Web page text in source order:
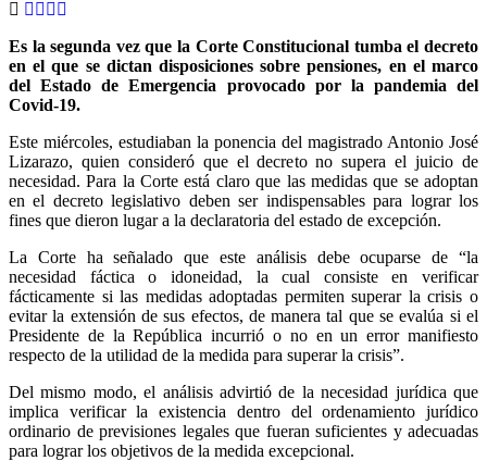
Es la segunda vez que la Corte Constitucional tumba el decreto
en el que se dictan disposiciones sobre pensiones, en el marco
del Estado de Emergencia provocado por la pandemia del
Covid-19.
Este miércoles, estudiaban la ponencia del magistrado Antonio José
Lizarazo, quien consideró que el decreto no supera el juicio de
necesidad. Para la Corte está claro que las medidas que se adoptan
en el decreto legislativo deben ser indispensables para lograr los
fines que dieron lugar a la declaratoria del estado de excepción.
La Corte ha señalado que este análisis debe ocuparse de “la
necesidad fáctica o idoneidad, la cual consiste en verificar
fácticamente si las medidas adoptadas permiten superar la crisis o
evitar la extensión de sus efectos, de manera tal que se evalúa si el
Presidente de la República incurrió o no en un error manifiesto
respecto de la utilidad de la medida para superar la crisis”.
Del mismo modo, el análisis advirtió de la necesidad jurídica que
implica verificar la existencia dentro del ordenamiento jurídico
ordinario de previsiones legales que fueran suficientes y adecuadas
para lograr los objetivos de la medida excepcional.